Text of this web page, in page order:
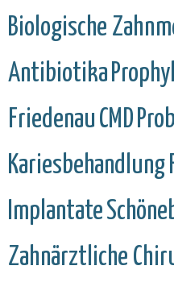
Biologische
Antibiotika
Friedenau CMD
Kariesbehandlung
Implantate
Zahnärztliche